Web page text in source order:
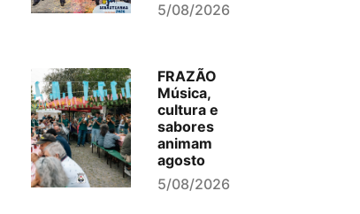
5/08/2026
FRAZÃO
Música,
cultura e
sabores
animam
agosto
5/08/2026